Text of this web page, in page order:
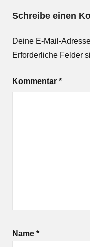
Schreibe einen
Deine E-Mail-
Erforderliche Felder
Kommentar *
Name *